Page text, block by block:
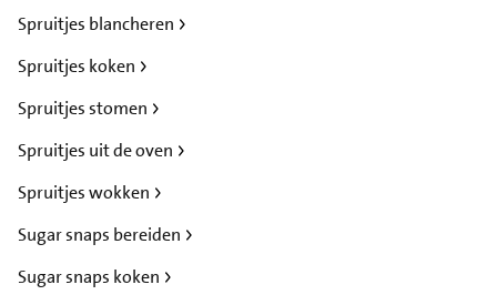
Spruitjes blancheren
Spruitjes koken
Spruitjes stomen
Spruitjes uit de oven
Spruitjes wokken
Sugar snaps bereiden
Sugar snaps koken